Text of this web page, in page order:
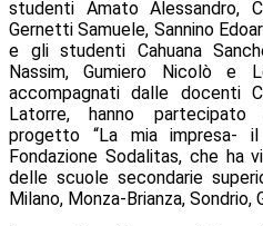
studenti Amato Alessandro,
Gernetti Samuele, Sannino
e gli studenti Cahuana
Nassim, Gumiero Nicolò e
accompagnati dalle docenti
Latorre, hanno partecipato
progetto “La mia impresa-
Fondazione Sodalitas, che ha
delle scuole secondarie
Milano, Monza-Brianza, Sondrio,